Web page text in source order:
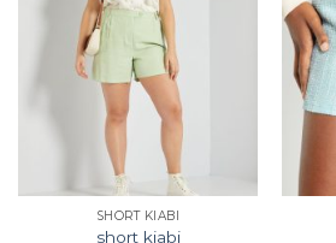
SHORT KIABI
short kiabi